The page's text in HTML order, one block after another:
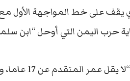
على خط المواجهة الأول مع
حرب اليمن التي أوحل “ابن